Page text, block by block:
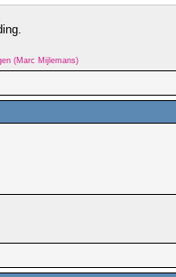
(Marc Mijlemans)